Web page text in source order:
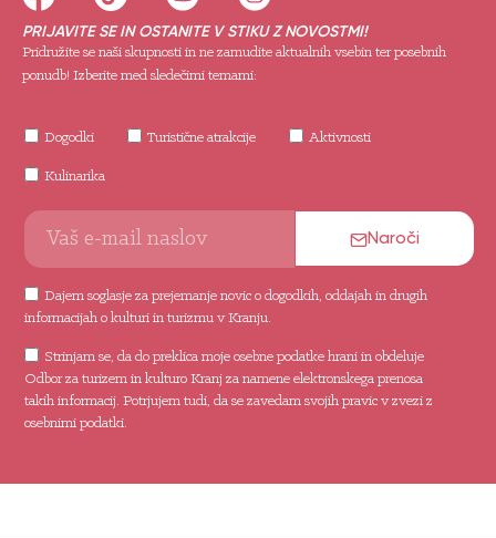
PRIJAVITE SE IN OSTANITE V STIKU Z NOVOSTMI!
Pridružite se naši skupnosti in ne zamudite aktualnih vsebin ter posebnih
ponudb! Izberite med sledečimi temami:
Dogodki Turistične atrakcije Aktivnosti
Kulinarika
Dajem soglasje za prejemanje novic o dogodkih, oddajah in drugih
informacijah o kulturi in turizmu v Kranju.
Strinjam se, da do preklica moje osebne podatke hrani in obdeluje
Odbor za turizem in kulturo Kranj za namene elektronskega prenosa
takih informacij. Potrjujem tudi, da se zavedam svojih pravic v zvezi z
osebnimi podatki.
Naroči